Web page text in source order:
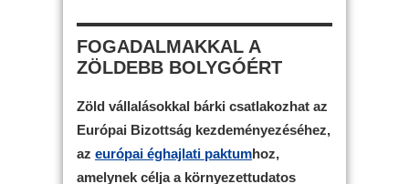
FOGADALMAKKAL A
ZÖLDEBB BOLYGÓÉRT
Zöld vállalásokkal bárki csatlakozhat az
Európai Bizottság kezdeményezéséhez,
az európai éghajlati paktumhoz,
amelynek célja a környezettudatos